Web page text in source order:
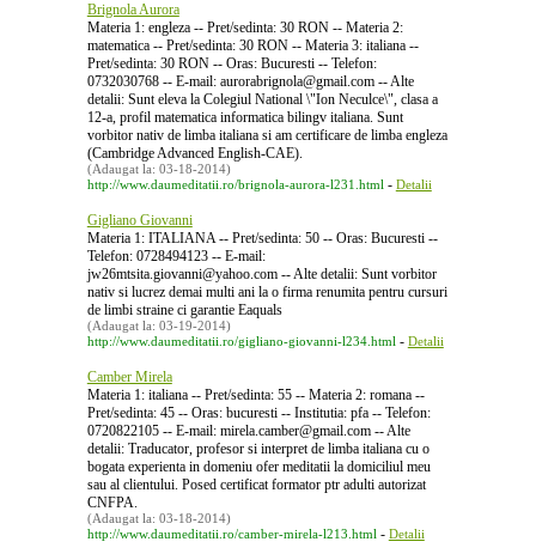
Brignola Aurora
Materia 1: engleza -- Pret/sedinta: 30 RON -- Materia 2:
matematica -- Pret/sedinta: 30 RON -- Materia 3: italiana --
Pret/sedinta: 30 RON -- Oras: Bucuresti -- Telefon:
0732030768 -- E-mail: aurorabrignola@gmail.com -- Alte
detalii: Sunt eleva la Colegiul National \"Ion Neculce\", clasa a
12-a, profil matematica informatica bilingv italiana. Sunt
vorbitor nativ de limba italiana si am certificare de limba engleza
(Cambridge Advanced English-CAE).
(Adaugat la: 03-18-2014)
http://www.daumeditatii.ro/brignola-aurora-l231.html- Detalii
Gigliano Giovanni
Materia 1: ITALIANA -- Pret/sedinta: 50 -- Oras: Bucuresti --
Telefon: 0728494123 -- E-mail:
jw26mtsita.giovanni@yahoo.com -- Alte detalii: Sunt vorbitor
nativ si lucrez demai multi ani la o firma renumita pentru cursuri
de limbi straine ci garantie Eaquals
(Adaugat la: 03-19-2014)
http://www.daumeditatii.ro/gigliano-giovanni-l234.html- Detalii
Camber Mirela
Materia 1: italiana -- Pret/sedinta: 55 -- Materia 2: romana --
Pret/sedinta: 45 -- Oras: bucuresti -- Institutia: pfa -- Telefon:
0720822105 -- E-mail: mirela.camber@gmail.com -- Alte
detalii: Traducator, profesor si interpret de limba italiana cu o
bogata experienta in domeniu ofer meditatii la domiciliul meu
sau al clientului. Posed certificat formator ptr adulti autorizat
CNFPA.
(Adaugat la: 03-18-2014)
http://www.daumeditatii.ro/camber-mirela-l213.html- Detalii